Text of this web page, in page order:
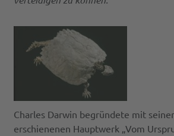
Charles Darwin begründete mit
erschienenen Hauptwerk „Vom